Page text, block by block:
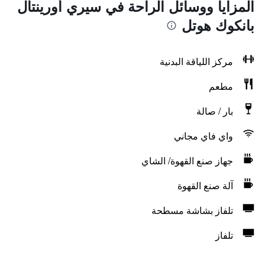
المزايا ووسائل الراحة في سيري أورينتال
بانكوك هوتل
مركز اللياقة البدنية
مطعم
بار / صالة
واي فاي مجاني
جهاز صنع القهوة/ الشاي
آلة صنع القهوة
تلفاز بشاشة مسطحة
تلفاز